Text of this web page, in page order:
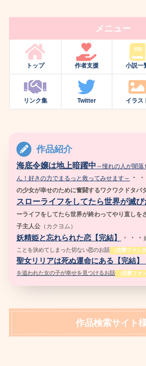
メニュー
トップ 作者支援 小説一
リンク集 Twitter イラス
作品紹介
海底令嬢は地上暗躍中 ～憧れの人が闇
ん！好きの力でまるっと救ってみせます～
・
の少女が幸せのために奮闘するワクワクドタバ
スローライフをしてたら世界が滅び
ーライフをしてたら世界が終わってやり直しを
子主人公 （ カクヨム）
妖精姫と忘れられた恋【完結】 ・・・
ことを決めてしまった切ない恋のお話
（恋愛ファン
聖女リリアは死ぬ運命にある【完結】
を追われた女の子が幸せを見つけるお話
（恋愛ファ
作品検索サイト